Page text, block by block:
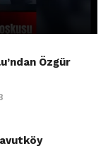
Özgür